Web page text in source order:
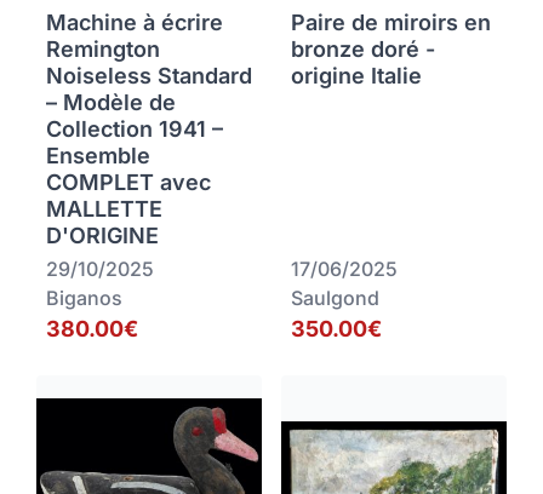
Machine à écrire
Remington
Noiseless Standard
– Modèle de
Collection 1941 –
Ensemble
COMPLET avec
MALLETTE
D'ORIGINE
29/10/2025
Biganos
380.00€
Paire de miroirs en
bronze doré -
origine Italie
17/06/2025
Saulgond
350.00€